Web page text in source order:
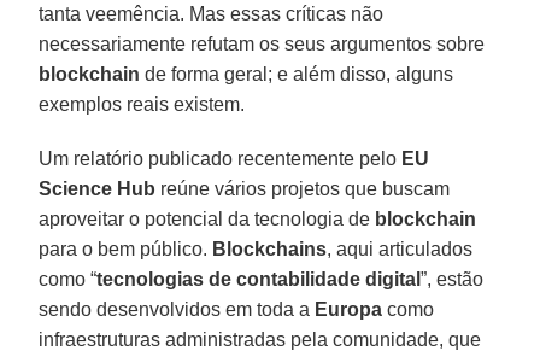
tanta veemência. Mas essas críticas não
necessariamente refutam os seus argumentos sobre
blockchain de forma geral; e além disso, alguns
exemplos reais existem.
Um relatório publicado recentemente pelo EU
Science Hub reúne vários projetos que buscam
aproveitar o potencial da tecnologia de blockchain
para o bem público. Blockchains, aqui articulados
como “tecnologias de contabilidade digital”, estão
sendo desenvolvidos em toda a Europa como
infraestruturas administradas pela comunidade, que